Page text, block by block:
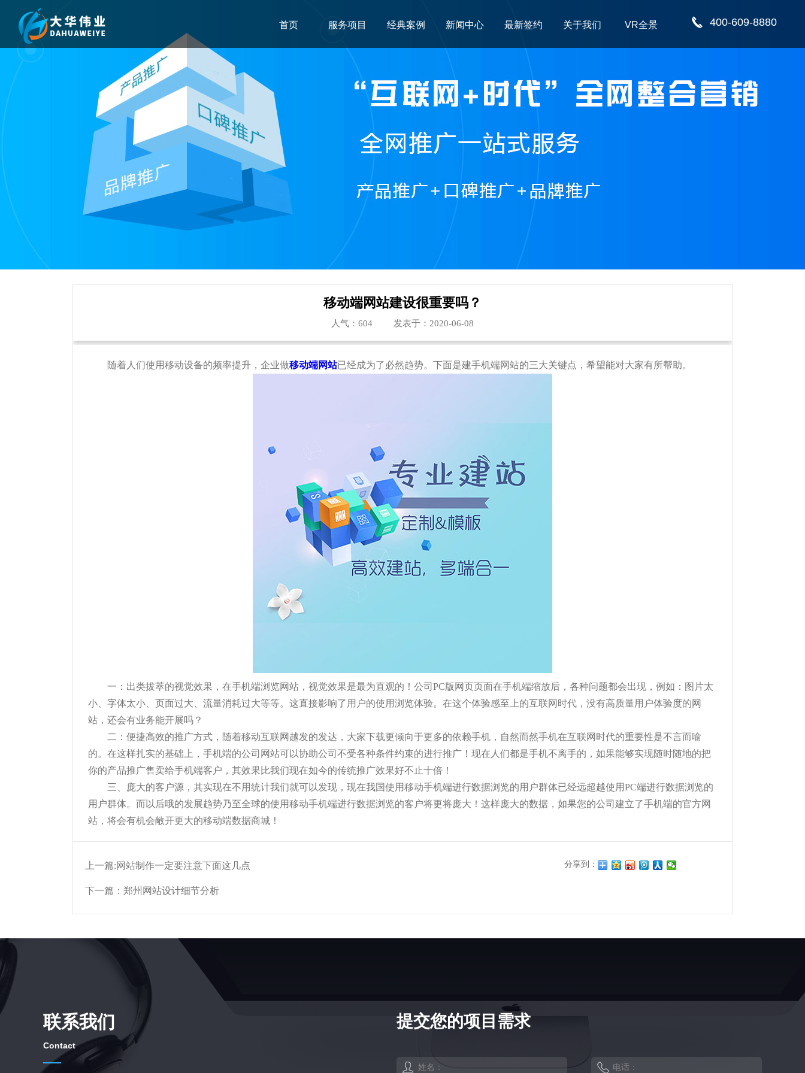
400-609-8880
首页 服务项目 经典案例 新闻中心 最新签约 关于我们 VR全景
移动端网站建设很重要吗？
人气： 604 发表于：2020-06-08
随着人们使用移动设备的频率提升，企业做移动端网站已经成为了必然趋势。下面是建手机端网站的三大关键点，希望能对大家有所帮助。
一：出类拔萃的视觉效果，在手机端浏览网站，视觉效果是最为直观的！公司PC版网页页面在手机端缩放后，各种问题都会出现，例如：图片太
小、字体太小、页面过大、流量消耗过大等等。这直接影响了用户的使用浏览体验。在这个体验感至上的互联网时代，没有高质量用户体验度的网
站，还会有业务能开展吗？
二：便捷高效的推广方式，随着移动互联网越发的发达，大家下载更倾向于更多的依赖手机，自然而然手机在互联网时代的重要性是不言而喻
的。在这样扎实的基础上，手机端的公司网站可以协助公司不受各种条件约束的进行推广！现在人们都是手机不离手的，如果能够实现随时随地的把
你的产品推广售卖给手机端客户，其效果比我们现在如今的传统推广效果好不止十倍！
三、庞大的客户源，其实现在不用统计我们就可以发现，现在我国使用移动手机端进行数据浏览的用户群体已经远超越使用PC端进行数据浏览的
用户群体。而以后哦的发展趋势乃至全球的使用移动手机端进行数据浏览的客户将更将庞大！这样庞大的数据，如果您的公司建立了手机端的官方网
站，将会有机会敞开更大的移动端数据商城！
上一篇:网站制作一定要注意下面这几点
下一篇： 郑州网站设计细节分析
分享到：
联系我们
Contact
提交您的项目需求
姓名： 电话：